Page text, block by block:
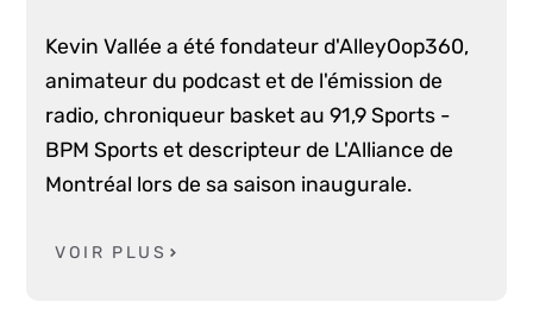
Kevin Vallée a été fondateur d'AlleyOop360,
animateur du podcast et de l'émission de
radio, chroniqueur basket au 91,9 Sports -
BPM Sports et descripteur de L'Alliance de
Montréal lors de sa saison inaugurale.
VOIR PLUS